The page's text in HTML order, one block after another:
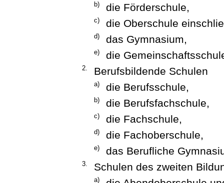
b) die Förderschule,
c) die Oberschule
d) das Gymnasium,
e) die
2. Berufsbildende Schulen
a) die Berufsschule,
b) die Berufsfachschule,
c) die Fachschule,
d) die Fachoberschule,
e) das Berufliche
3. Schulen des zweiten
a)